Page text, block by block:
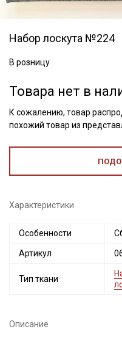
Набор лоскута №224
В розницу
Товара нет в
К сожалению, товар
похожий товар из
Характеристики
Особенности
Артикул
Тип ткани
Описание
Секретная
Мы публикуем
промокоды и